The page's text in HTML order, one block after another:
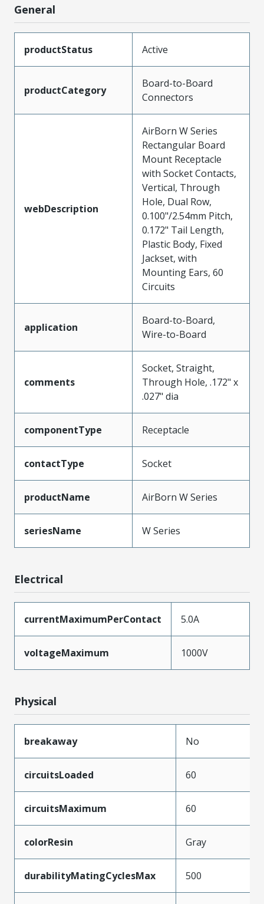
General
productStatus Active
productCategory
Board-to-Board
Connectors
webDescription
AirBorn W Series
Rectangular Board
Mount Receptacle
with Socket Contacts,
Vertical, Through
Hole, Dual Row,
0.100"/2.54mm Pitch,
0.172" Tail Length,
Plastic Body, Fixed
Jackset, with
Mounting Ears, 60
Circuits
application
Board-to-Board,
Wire-to-Board
comments
Socket, Straight,
Through Hole, .172" x
.027" dia
componentType Receptacle
contactType Socket
productName AirBorn W Series
seriesName W Series
Electrical
currentMaximumPerContact 5.0A
voltageMaximum 1000V
Physical
breakaway No
circuitsLoaded 60
circuitsMaximum 60
colorResin Gray
durabilityMatingCyclesMax 500